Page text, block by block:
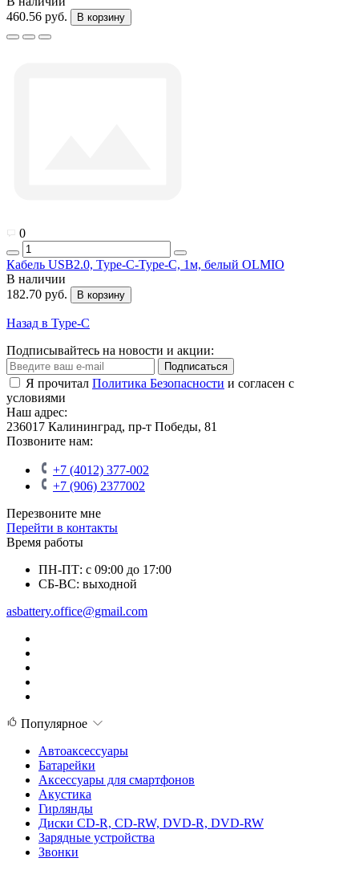
460.56 руб.
В корзину
0
Кабель USB2.0, Type-C-Type-C, 1м, белый OLMIO
В наличии
182.70 руб.
В корзину
Назад в Type-C
Подписывайтесь на новости и акции:
Подписаться
Я прочитал Политика Безопасности и согласен с
условиями
Наш адрес:
236017 Калининград,​ пр-т Победы, 81
Позвоните нам:
+7 (4012) 377-002
+7 (906) 2377002
Перезвоните мне
Перейти в контакты
Время работы
ПН-ПТ: с 09:00 до 17:00
СБ-ВС: выходной
asbattery.office@gmail.com
Популярное
Автоаксессуары
Батарейки
Аксессуары для смартфонов
Акустика
Гирлянды
Диски CD-R, CD-RW, DVD-R, DVD-RW
Зарядные устройства
Звонки